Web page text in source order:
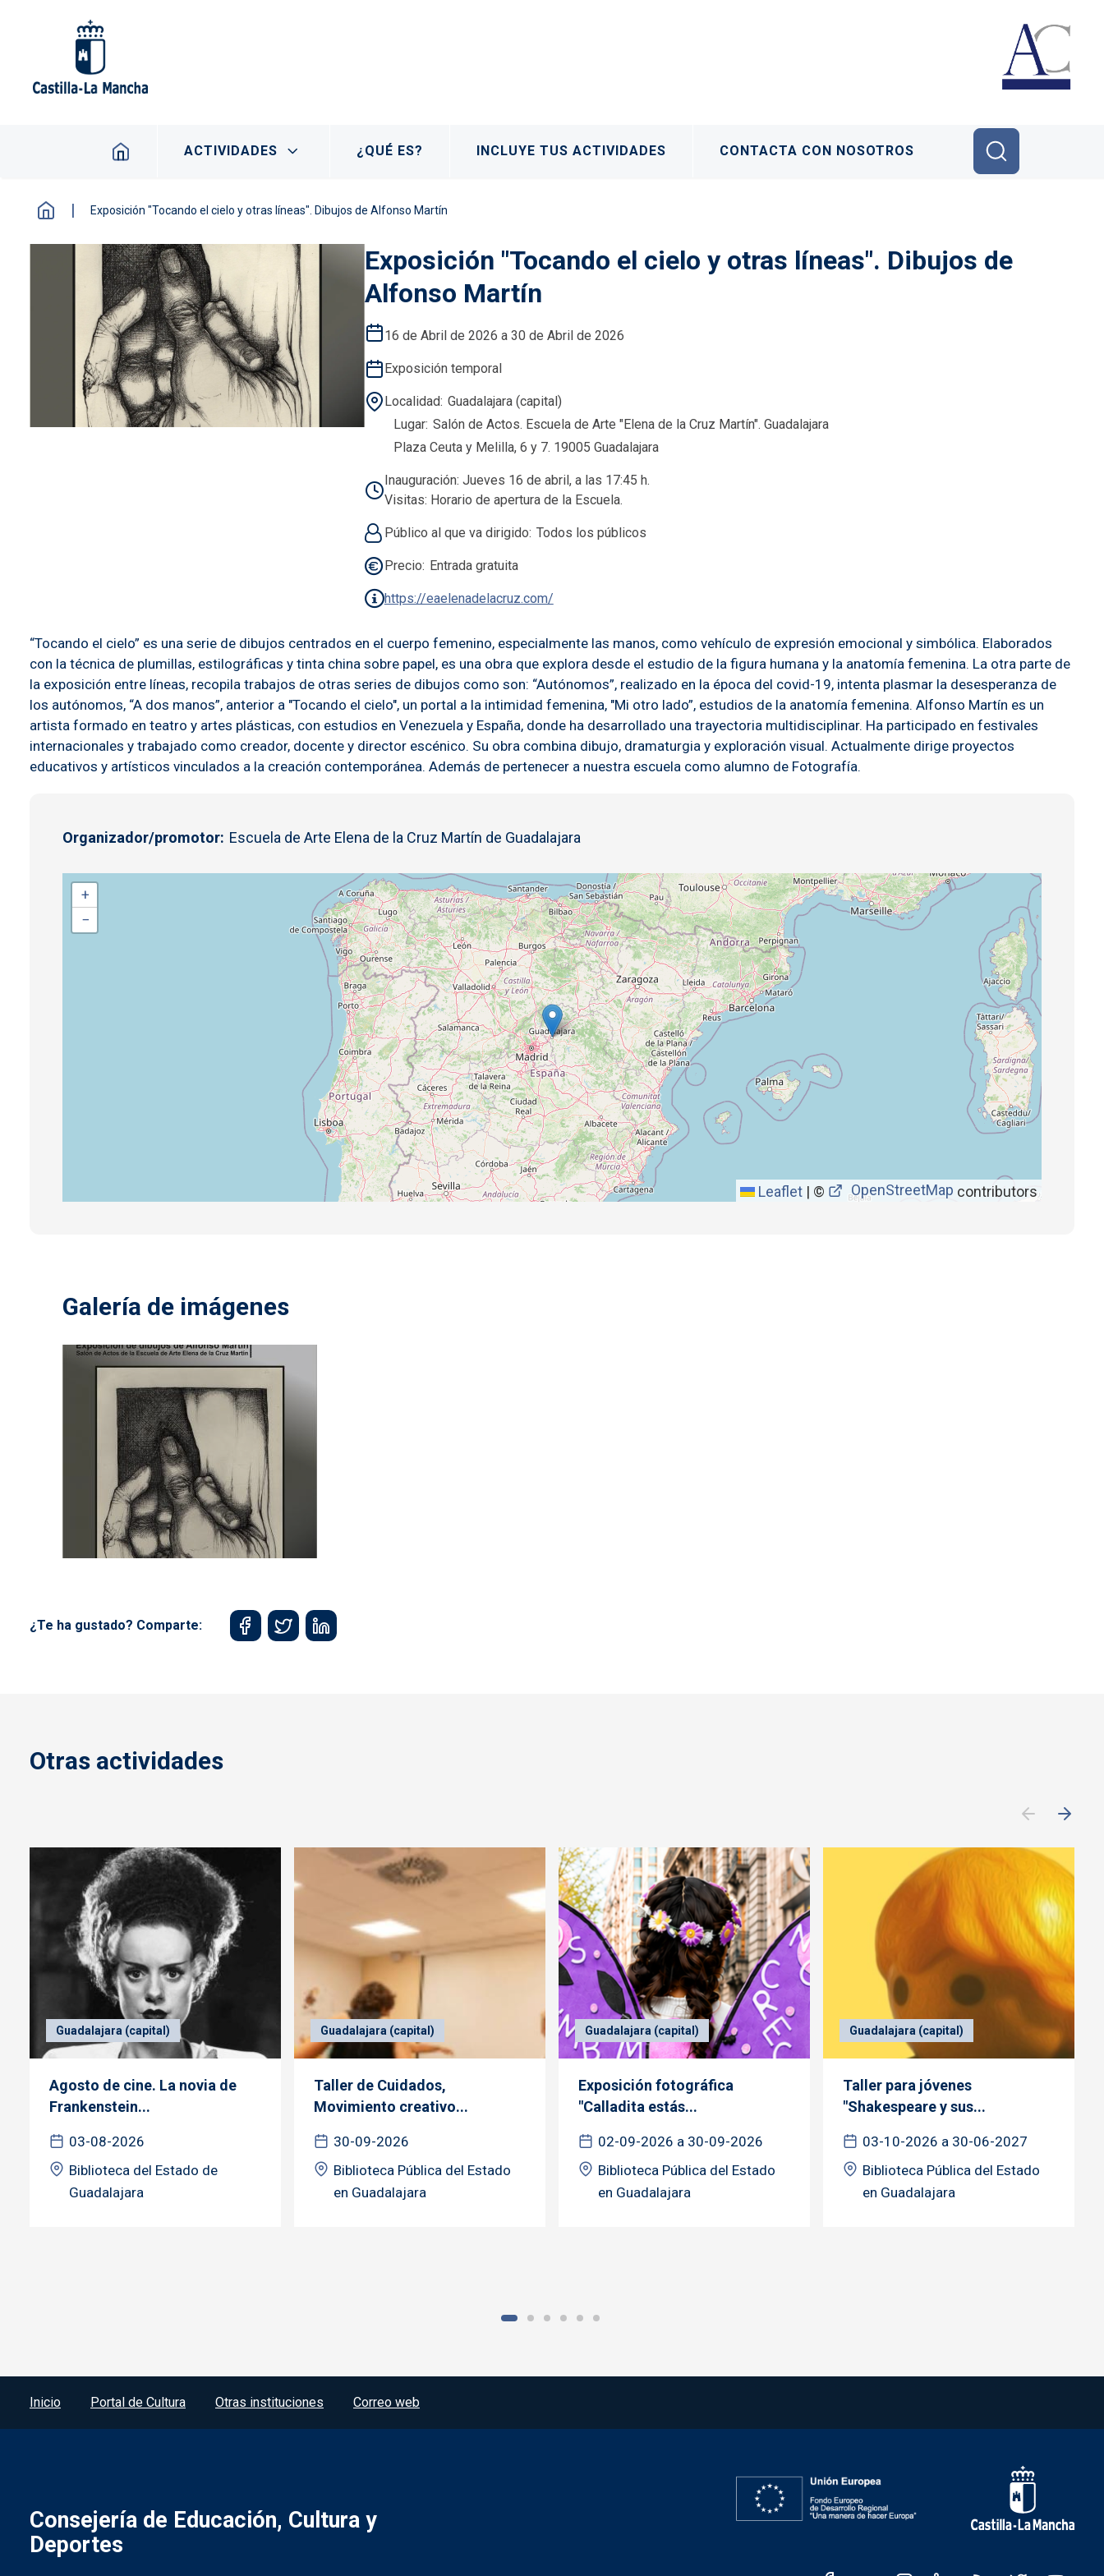
Navegación principal
ACTIVIDADES ¿QUÉ ES? INCLUYE TUS ACTIVIDADES CONTACTA CON NOSOTROS
Exposición "Tocando el cielo y otras líneas". Dibujos de Alfonso Martín
Exposición "Tocando el cielo y otras líneas". Dibujos de
Alfonso Martín
16 de Abril de 2026 a 30 de Abril de 2026
Exposición temporal
Localidad Guadalajara (capital)
Lugar Salón de Actos. Escuela de Arte "Elena de la Cruz Martín". Guadalajara
Plaza Ceuta y Melilla, 6 y 7. 19005 Guadalajara
Inauguración: Jueves 16 de abril, a las 17:45 h.
Visitas: Horario de apertura de la Escuela.
Público al que va dirigido Todos los públicos
Precio Entrada gratuita
https://eaelenadelacruz.com/
“Tocando el cielo” es una serie de dibujos centrados en el cuerpo femenino, especialmente las manos, como vehículo de expresión emocional y simbólica. Elaborados
con la técnica de plumillas, estilográficas y tinta china sobre papel, es una obra que explora desde el estudio de la figura humana y la anatomía femenina. La otra parte de
la exposición entre líneas, recopila trabajos de otras series de dibujos como son: “Autónomos”, realizado en la época del covid-19, intenta plasmar la desesperanza de
los autónomos, “A dos manos”, anterior a "Tocando el cielo", un portal a la intimidad femenina, "Mi otro lado”, estudios de la anatomía femenina. Alfonso Martín es un
artista formado en teatro y artes plásticas, con estudios en Venezuela y España, donde ha desarrollado una trayectoria multidisciplinar. Ha participado en festivales
internacionales y trabajado como creador, docente y director escénico. Su obra combina dibujo, dramaturgia y exploración visual. Actualmente dirige proyectos
educativos y artísticos vinculados a la creación contemporánea. Además de pertenecer a nuestra escuela como alumno de Fotografía.
Organizador/promotor Escuela de Arte Elena de la Cruz Martín de Guadalajara
+
−
Leaflet | © OpenStreetMap contributors
Galería de imágenes
¿Te ha gustado? Comparte:
Otras actividades
Guadalajara (capital)
Agosto de cine. La novia de
Frankenstein...
03-08-2026
Biblioteca del Estado de
Guadalajara
Guadalajara (capital)
Taller de Cuidados,
Movimiento creativo...
30-09-2026
Biblioteca Pública del Estado
en Guadalajara
Guadalajara (capital)
Exposición fotográfica
"Calladita estás...
02-09-2026 a 30-09-2026
Biblioteca Pública del Estado
en Guadalajara
Guadalajara (capital)
Taller para jóvenes
"Shakespeare y sus...
03-10-2026 a 30-06-2027
Biblioteca Pública del Estado
en Guadalajara
Menú del pie
Inicio Portal de Cultura Otras instituciones Correo web
Consejería de Educación, Cultura y
Deportes